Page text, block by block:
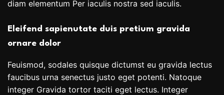
diam elementum Per iaculis nostra sed iaculis.
Eleifend sapienutate duis pretium gravida
ornare dolor
Feuismod, sodales quisque dictumst eu gravida lectus
faucibus urna senectus justo eget potenti. Natoque
integer Gravida tortor taciti eget lectus. Integer